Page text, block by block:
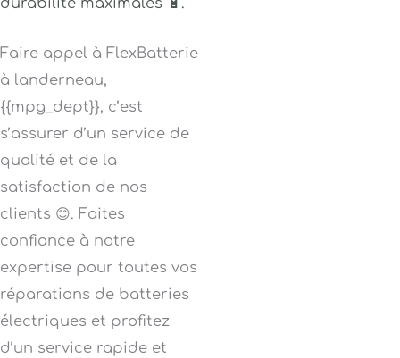
durabilité maximales 🔋.
Faire appel à FlexBatterie
à landerneau,
{{mpg_dept}}, c’est
s’assurer d’un service de
qualité et de la
satisfaction de nos
clients 😊. Faites
confiance à notre
expertise pour toutes vos
réparations de batteries
électriques et profitez
d’un service rapide et